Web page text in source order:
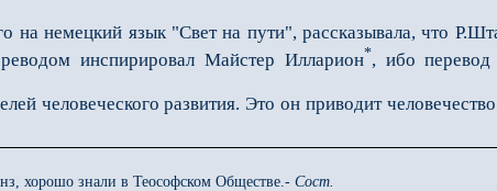
немецкий язык "Свет на пути", рассказывала, что
инспирировал Майстер Илларион*, ибо перевод
человеческого развития. Это он приводит
хорошо знали в Теософском Обществе.- Сост.